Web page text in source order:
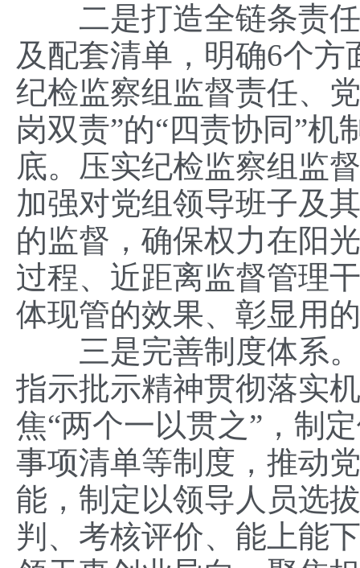
二是打造全链条责任
及配套清单，明确6个
纪检监察组监督责任、
岗双责”的“四责协同”
底。压实纪检监察组监
加强对党组领导班子及
的监督，确保权力在阳
过程、近距离监督管理
体现管的效果、彰显用
三是完善制度体系。
指示批示精神贯彻落实
焦“两个一以贯之”，制
事项清单等制度，推动
能，制定以领导人员选
判、考核评价、能上能